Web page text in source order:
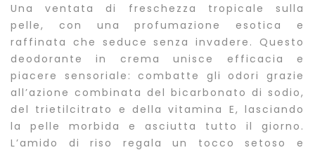
Una ventata di freschezza tropicale sulla
pelle, con una profumazione esotica e
raffinata che seduce senza invadere. Questo
deodorante in crema unisce efficacia e
piacere sensoriale: combatte gli odori grazie
all’azione combinata del bicarbonato di sodio,
del trietilcitrato e della vitamina E, lasciando
la pelle morbida e asciutta tutto il giorno.
L’amido di riso regala un tocco setoso e